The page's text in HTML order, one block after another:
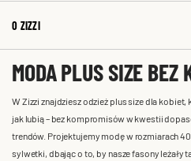
O ZIZZI
MODA PLUS SIZE BEZ
W Zizzi znajdziesz odzież plus size dla
jak lubią – bez kompromisów w kwestii
trendów. Projektujemy modę w rozmiarach
sylwetki, dbając o to, by nasze fasony leżały